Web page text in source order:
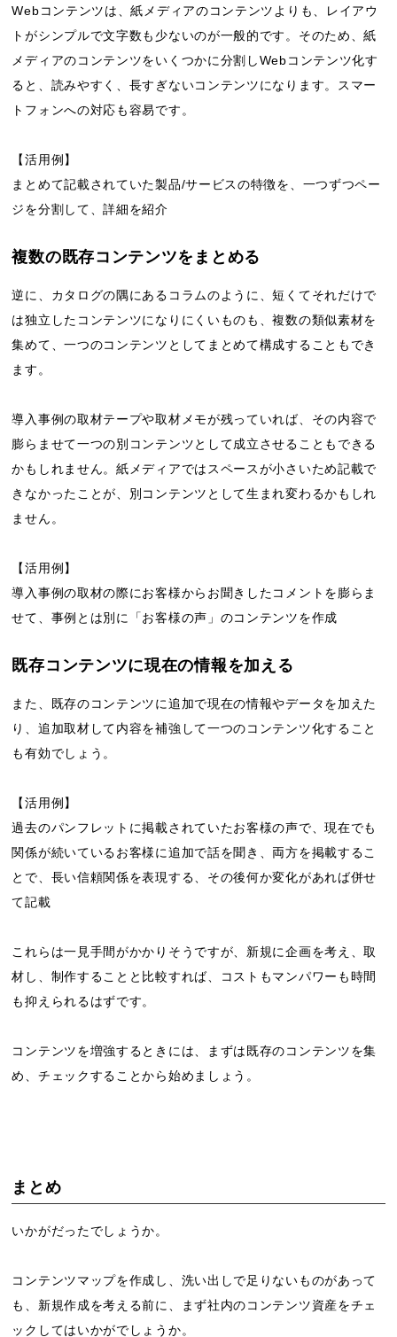
Webコンテンツは、紙メディアのコンテンツよりも、レイアウ
トがシンプルで文字数も少ないのが一般的です。そのため、紙
メディアのコンテンツをいくつかに分割しWebコンテンツ化す
ると、読みやすく、長すぎないコンテンツになります。スマー
トフォンへの対応も容易です。
【活用例】
まとめて記載されていた製品/サービスの特徴を、一つずつペー
ジを分割して、詳細を紹介
複数の既存コンテンツをまとめる
逆に、カタログの隅にあるコラムのように、短くてそれだけで
は独立したコンテンツになりにくいものも、複数の類似素材を
集めて、一つのコンテンツとしてまとめて構成することもでき
ます。
導入事例の取材テープや取材メモが残っていれば、その内容で
膨らませて一つの別コンテンツとして成立させることもできる
かもしれません。紙メディアではスペースが小さいため記載で
きなかったことが、別コンテンツとして生まれ変わるかもしれ
ません。
【活用例】
導入事例の取材の際にお客様からお聞きしたコメントを膨らま
せて、事例とは別に「お客様の声」のコンテンツを作成
既存コンテンツに現在の情報を加える
また、既存のコンテンツに追加で現在の情報やデータを加えた
り、追加取材して内容を補強して一つのコンテンツ化すること
も有効でしょう。
【活用例】
過去のパンフレットに掲載されていたお客様の声で、現在でも
関係が続いているお客様に追加で話を聞き、両方を掲載するこ
とで、長い信頼関係を表現する、その後何か変化があれば併せ
て記載
これらは一見手間がかかりそうですが、新規に企画を考え、取
材し、制作することと比較すれば、コストもマンパワーも時間
も抑えられるはずです。
コンテンツを増強するときには、まずは既存のコンテンツを集
め、チェックすることから始めましょう。
まとめ
いかがだったでしょうか。
コンテンツマップを作成し、洗い出しで足りないものがあって
も、新規作成を考える前に、まず社内のコンテンツ資産をチェ
ックしてはいかがでしょうか。